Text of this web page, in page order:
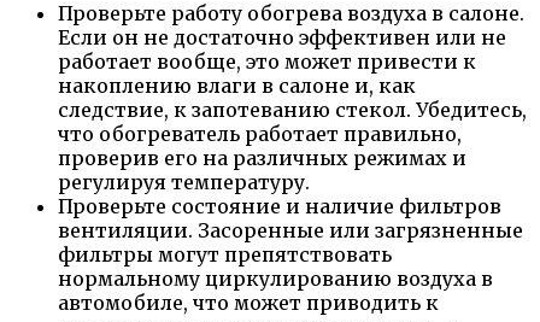
Проверьте работу обогрева воздуха в салоне.
Если он не достаточно эффективен или не
работает вообще, это может привести к
накоплению влаги в салоне и, как
следствие, к запотеванию стекол. Убедитесь,
что обогреватель работает правильно,
проверив его на различных режимах и
регулируя температуру.
Проверьте состояние и наличие фильтров
вентиляции. Засоренные или загрязненные
фильтры могут препятствовать
нормальному циркулированию воздуха в
автомобиле, что может приводить к